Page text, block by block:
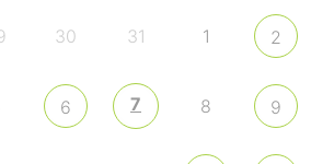
30 31 1 2
6 7 8 9